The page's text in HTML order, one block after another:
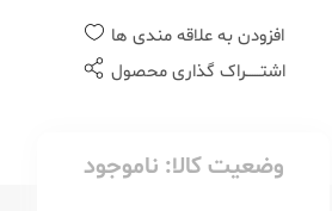
افزودن به علاقه مندی ها
اشتــــــراک گذاری محصول
وضعیت کالا: ناموجود